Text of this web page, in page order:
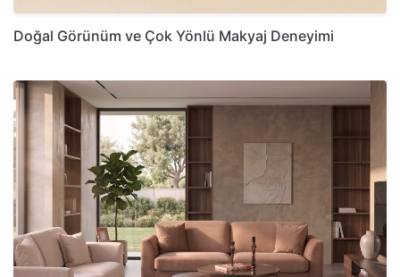
Doğal Görünüm ve Çok Yönlü Makyaj Deneyimi